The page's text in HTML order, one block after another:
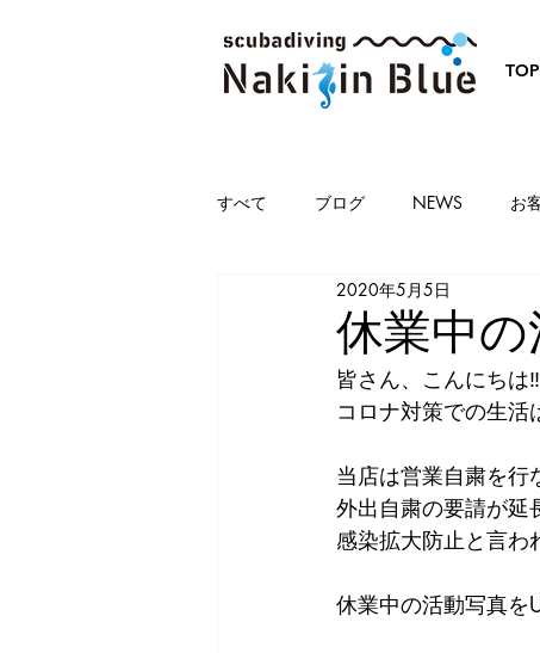
すべて ブログ NEWS お
休業中の
2020年5月5日
皆さん、こんにちは
コロナ対策での生活
当店は営業自粛を行
外出自粛の要請が延
感染拡大防止と言わ
休業中の活動写真を